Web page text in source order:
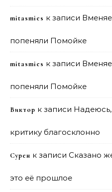
mitasmies к записи
попеняли Помойке
mitasmies к записи
попеняли Помойке
Виктор к записи
критику благосклонно
Сурен к записи Сказано
это её прошлое